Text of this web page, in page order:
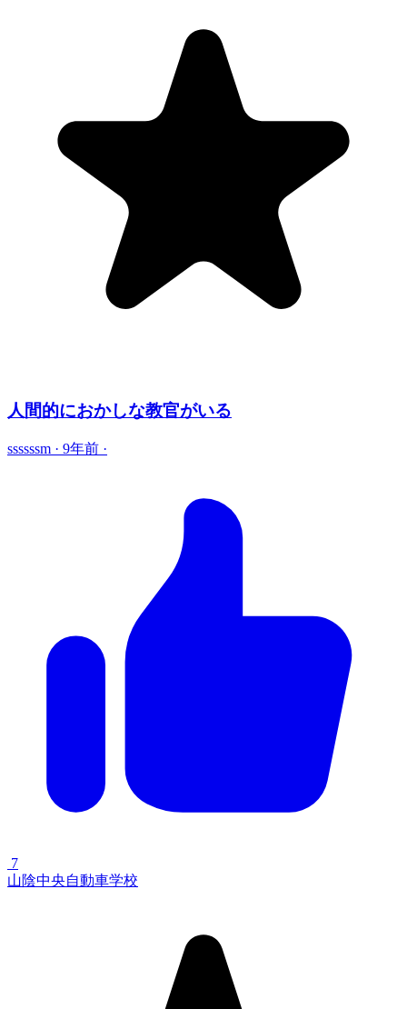
人間的におかしな教官がいる
ssssssm · 9年前 ·
7
山陰中央自動車学校